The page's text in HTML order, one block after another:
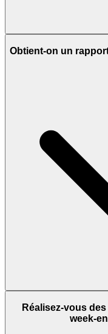
Obtient-on un
Réalisez-vous
week-